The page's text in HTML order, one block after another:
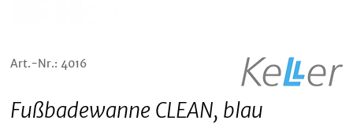
Art.-Nr.: 4016
Fußbadewanne CLEAN, blau